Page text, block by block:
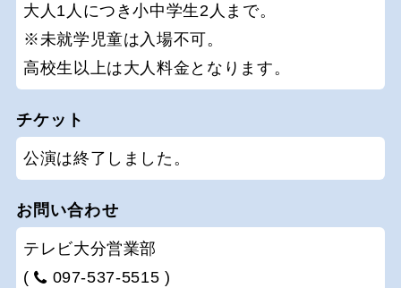
大人1人につき小中学生2人まで。
※未就学児童は入場不可。
高校生以上は大人料金となります。
チケット
公演は終了しました。
お問い合わせ
テレビ大分営業部
(
097-537-5515 )